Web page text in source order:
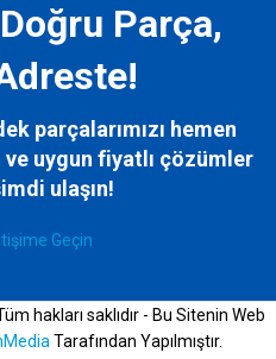
Parça,
parçalarımızı hemen
ve uygun fiyatlı çözümler
ulaşın!
Geçin
hakları saklıdır - Bu Sitenin Web
Tarafından Yapılmıştır.